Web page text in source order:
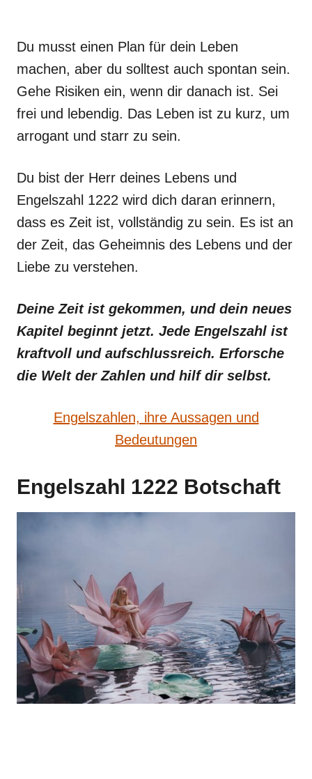
Du musst einen Plan für dein Leben
machen, aber du solltest auch spontan sein.
Gehe Risiken ein, wenn dir danach ist. Sei
frei und lebendig. Das Leben ist zu kurz, um
arrogant und starr zu sein.
Du bist der Herr deines Lebens und
Engelszahl 1222 wird dich daran erinnern,
dass es Zeit ist, vollständig zu sein. Es ist an
der Zeit, das Geheimnis des Lebens und der
Liebe zu verstehen.
Deine Zeit ist gekommen, und dein neues
Kapitel beginnt jetzt. Jede Engelszahl ist
kraftvoll und aufschlussreich. Erforsche
die Welt der Zahlen und hilf dir selbst.
Engelszahlen, ihre Aussagen und
Bedeutungen
Engelszahl 1222 Botschaft